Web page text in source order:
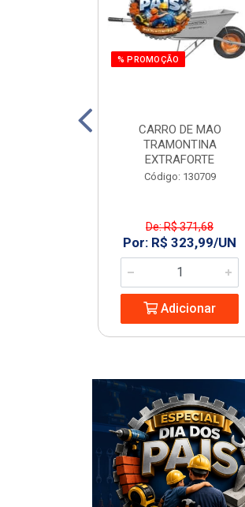
% PROMOÇÃO
CARRO DE MAO
TRAMONTINA
EXTRAFORTE
Código: 130709
De: R$ 371,68
Por: R$ 323,99/UN
Adicionar